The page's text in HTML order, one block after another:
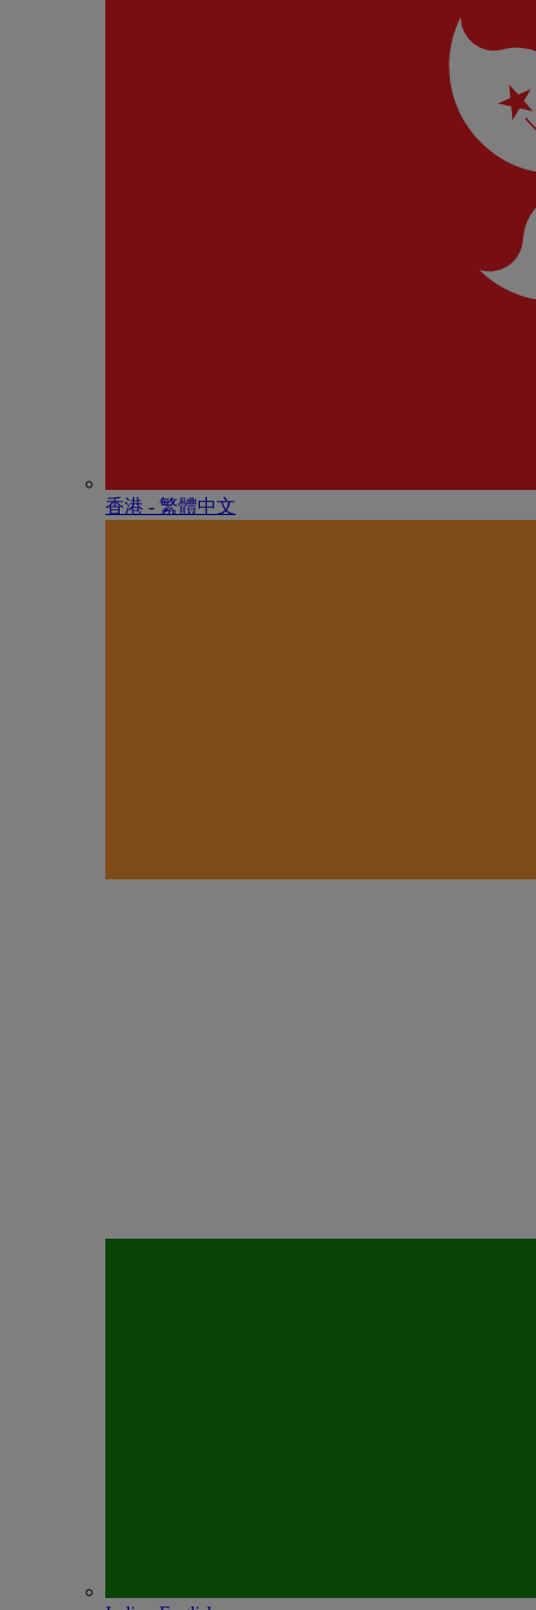
香港 - 繁體中文